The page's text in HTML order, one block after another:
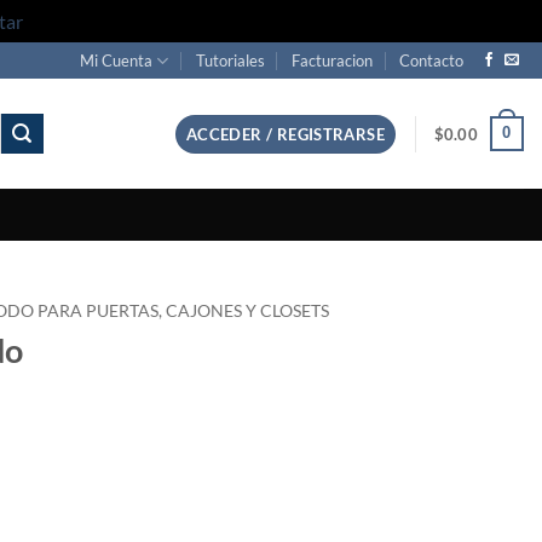
Mi Cuenta Tutoriales Facturacion Contacto
ACCEDER / REGISTRARSE $0.00 0
PARA PUERTAS, CAJONES Y CLOSETS